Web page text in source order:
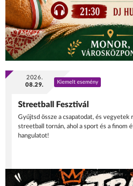
2026.
08.29.
Kiemelt esemény
Streetball Fesztivál
Gyűjtsd össze a csapatodat, és vegyetek
streetball tornán, ahol a sport és a finom
hangulatot!